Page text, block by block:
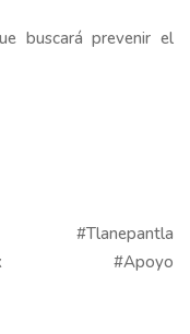
buscará prevenir el
#Apoyo